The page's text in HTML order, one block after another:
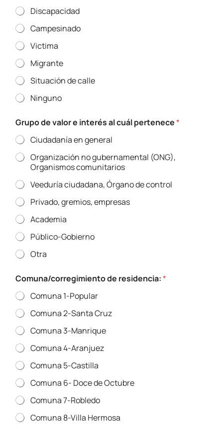
Discapacidad
Campesinado
Victima
Migrante
Situación de calle
Ninguno
Grupo de valor e interés al cuál pertenece*
Ciudadanía en general
Organización no gubernamental (ONG),
Organismos comunitarios
Veeduría ciudadana, Órgano de control
Privado, gremios, empresas
Academia
Público-Gobierno
Otra
Comuna/corregimiento de residencia:*
Comuna 1-Popular
Comuna 2-Santa Cruz
Comuna 3-Manrique
Comuna 4-Aranjuez
Comuna 5-Castilla
Comuna 6- Doce de Octubre
Comuna 7-Robledo
Comuna 8-Villa Hermosa